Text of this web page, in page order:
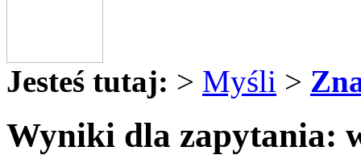
Jesteś tutaj: > Myśli >
Wyniki dla zapytania: